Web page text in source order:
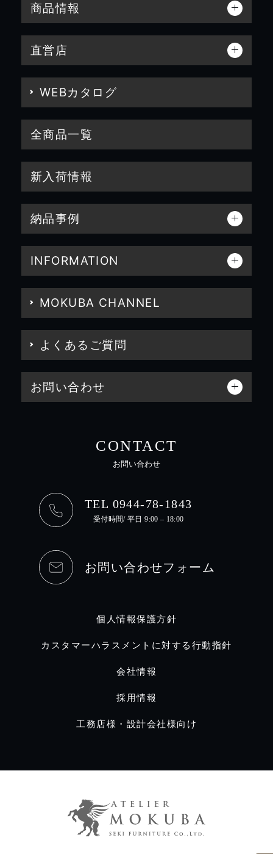
商品情報
直営店
WEBカタログ
全商品一覧
新入荷情報
納品事例
INFORMATION
MOKUBA CHANNEL
よくあるご質問
お問い合わせ
CONTACT
お問い合わせ
TEL 0944-78-1843
受付時間/ 平日 9:00 – 18:00
お問い合わせフォーム
個人情報保護方針
カスタマーハラスメントに対する行動指針
会社情報
採用情報
工務店様・設計会社様向け